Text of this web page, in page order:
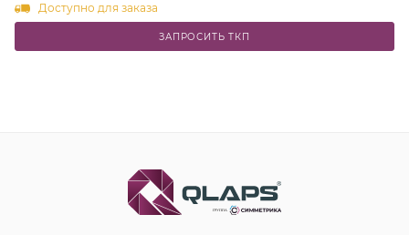
Доступно для заказа
ЗАПРОСИТЬ ТКП